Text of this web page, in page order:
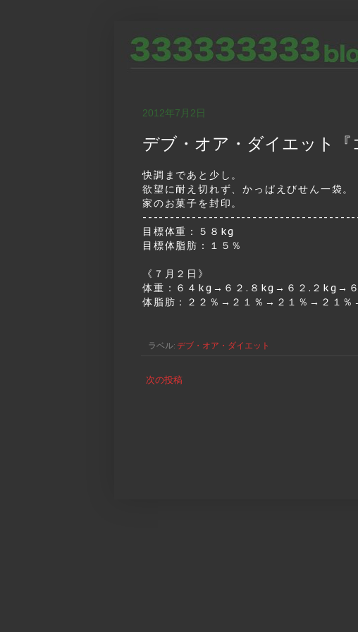
2012年7月2日
デブ・オア・ダイエット『
快調まであと少し。
欲望に耐え切れず、かっぱえびせん一袋。
家のお菓子を封印。
目標体重：５８kg
目標体脂肪：１５％
《７月２日》
体重：６４kg→６２.８kg→６２.２kg→
体脂肪：２２％→２１％→２１％→２１％
ラベル: デブ・オア・ダイエット
次の投稿